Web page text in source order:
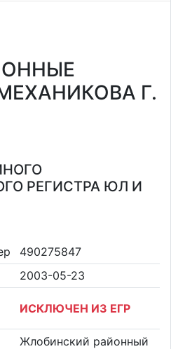
Г.
РЕГИСТРА ЮЛ И
490275847
2003-05-23
ИСКЛЮЧЕН ИЗ ЕГР
Жлобинский районный